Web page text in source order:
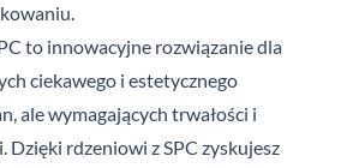
to innowacyjne rozwiązanie dla
ciekawego i estetycznego
ale wymagających trwałości i
Dzięki rdzeniowi z SPC zyskujesz